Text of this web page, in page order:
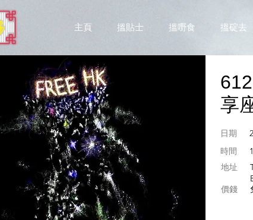
主頁 搵貼士 搵嘢食 搵碇去
享
日期
​時間
地址
​價錢